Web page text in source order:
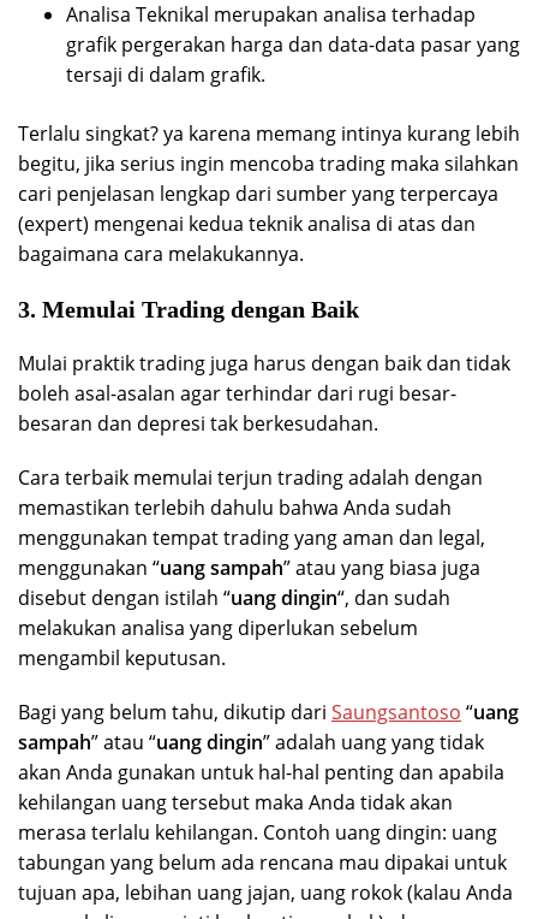
Analisa Teknikal merupakan analisa terhadap
grafik pergerakan harga dan data-data pasar yang
tersaji di dalam grafik.
Terlalu singkat? ya karena memang intinya kurang lebih
begitu, jika serius ingin mencoba trading maka silahkan
cari penjelasan lengkap dari sumber yang terpercaya
(expert) mengenai kedua teknik analisa di atas dan
bagaimana cara melakukannya.
3. Memulai Trading dengan Baik
Mulai praktik trading juga harus dengan baik dan tidak
boleh asal-asalan agar terhindar dari rugi besar-
besaran dan depresi tak berkesudahan.
Cara terbaik memulai terjun trading adalah dengan
memastikan terlebih dahulu bahwa Anda sudah
menggunakan tempat trading yang aman dan legal,
menggunakan “uang sampah” atau yang biasa juga
disebut dengan istilah “uang dingin“, dan sudah
melakukan analisa yang diperlukan sebelum
mengambil keputusan.
Bagi yang belum tahu, dikutip dari Saungsantoso “uang
sampah” atau “uang dingin” adalah uang yang tidak
akan Anda gunakan untuk hal-hal penting dan apabila
kehilangan uang tersebut maka Anda tidak akan
merasa terlalu kehilangan. Contoh uang dingin: uang
tabungan yang belum ada rencana mau dipakai untuk
tujuan apa, lebihan uang jajan, uang rokok (kalau Anda